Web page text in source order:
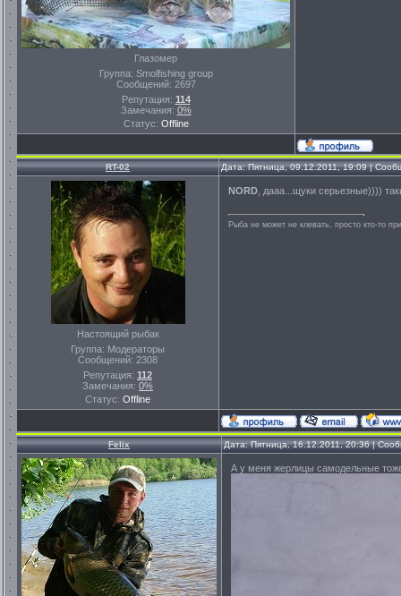
Глазомер
Группа: Smolfishing group
Сообщений: 2697
Репутация: 114
Замечания: 0%
Статус: Offline
RT-02 Дата: Пятница, 09.12.2011, 19:09 |
Настоящий рыбак
Группа: Модераторы
Сообщений: 2308
Репутация: 112
Замечания: 0%
Статус: Offline
NORD , дааа...щуки серьезные))))
Рыба не может не клевать, просто кто-то
Felix Дата: Пятница, 16.12.2011, 20:36 |
А у меня жерлицы самодельные